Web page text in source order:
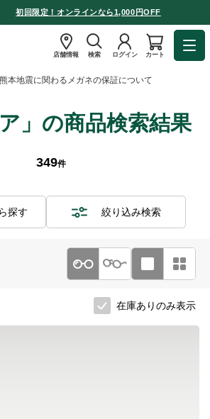
初回限定！オンラインなら1,000円OFF
店舗情報 検索 ログイン カート
本地震に関わるメガネの保証について
」の商品検索結果
349件
探す 絞り込み検索
在庫ありのみ表示